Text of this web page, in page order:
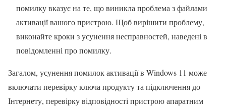
помилку вказує на те, що виникла проблема з файлами
активації вашого пристрою. Щоб вирішити проблему,
виконайте кроки з усунення несправностей, наведені в
повідомленні про помилку.
Загалом, усунення помилок активації в Windows 11 може
включати перевірку ключа продукту та підключення до
Інтернету, перевірку відповідності пристрою апаратним